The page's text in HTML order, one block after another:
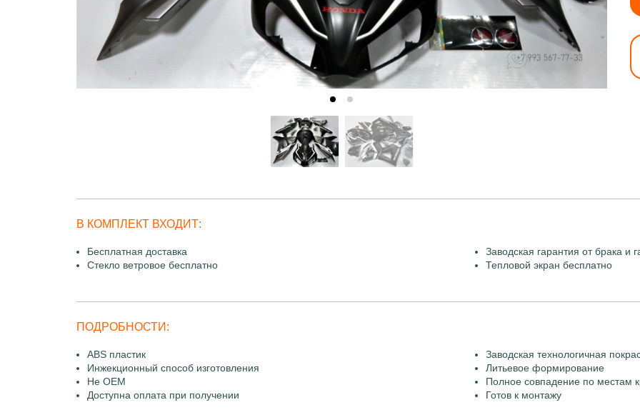
В КОМПЛЕКТ ВХОДИТ:
Бесплатная доставка
Заводская гарантия от брака и
Стекло ветровое бесплатно
Тепловой экран бесплатно
ПОДРОБНОСТИ:
ABS пластик
Заводская технологичная
Инжекционный способ изготовления
Литьевое формирование
Не OEM
Полное совпадение по местам
Доступна оплата при получении
Готов к монтажу